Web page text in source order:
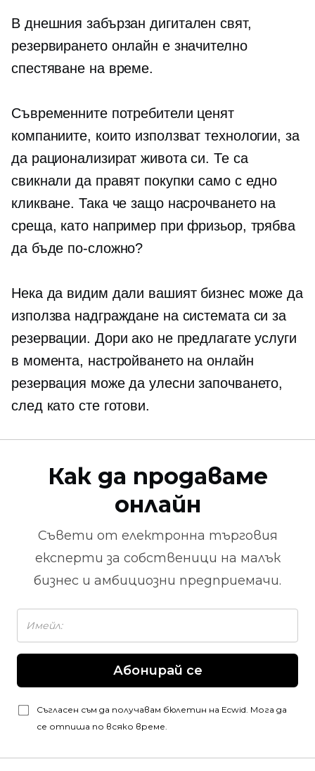
В днешниязабързан дигитален свят,
резервирането онлайн е значително
спестяване на време.
Съвременните потребители ценят
компаниите, които използват технологии, за
да рационализират живота си. Те са
свикнали да правят покупки само с едно
кликване. Така че защо насрочването на
среща, като например при фризьор, трябва
да бъде по-сложно?
Нека да видим дали вашият бизнес може да
използва надграждане на системата си за
резервации. Дори ако не предлагате услуги
в момента, настройването на онлайн
резервация може да улесни започването,
след като сте готови.
Как да продаваме
онлайн
Съвети от електронна търговия
експерти за собственици на малък
бизнес и амбициозни предприемачи.
Абонирай се
Съгласен съм да получавам бюлетин на Ecwid. Мога да
се отпиша по всяко време.